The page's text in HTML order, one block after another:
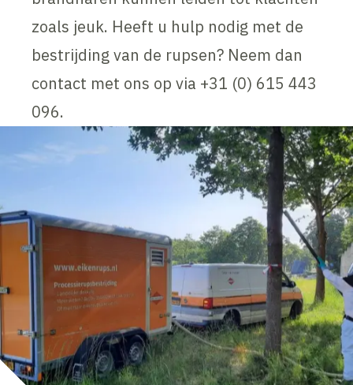
zoals jeuk. Heeft u hulp nodig met de
bestrijding van de rupsen? Neem dan
contact met ons op via +31 (0) 615 443
096.